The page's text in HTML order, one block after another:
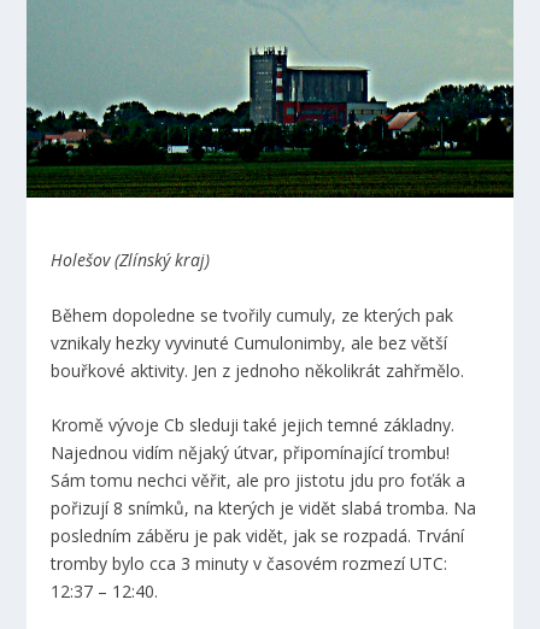
Holešov (Zlínský kraj)
Během dopoledne se tvořily cumuly, ze kterých pak
vznikaly hezky vyvinuté Cumulonimby, ale bez větší
bouřkové aktivity. Jen z jednoho několikrát zahřmělo.
Kromě vývoje Cb sleduji také jejich temné základny.
Najednou vidím nějaký útvar, připomínající trombu!
Sám tomu nechci věřit, ale pro jistotu jdu pro foťák a
pořizují 8 snímků, na kterých je vidět slabá tromba. Na
posledním záběru je pak vidět, jak se rozpadá. Trvání
tromby bylo cca 3 minuty v časovém rozmezí UTC:
12:37 – 12:40.